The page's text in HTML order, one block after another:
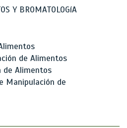
Y BROMATOLOGíA
de Alimentos
de Alimentos
Manipulación de